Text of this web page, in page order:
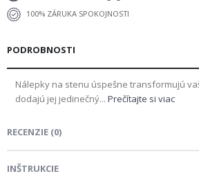
100% ZÁRUKA SPOKOJNOSTI
PODROBNOSTI
Nálepky na stenu úspešne transformujú
dodajú jej jedinečný... Prečítajte si viac
RECENZIE (0)
INŠTRUKCIE